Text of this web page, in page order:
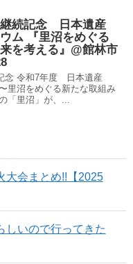
継続記念 日本遺産
ム 『里沼をめぐる
を考える』@館林市
念 令和7年度 日本遺産
里沼をめぐる新たな取組み
「里沼」が、...
大会まとめ!!【2025
しいので行ってきた